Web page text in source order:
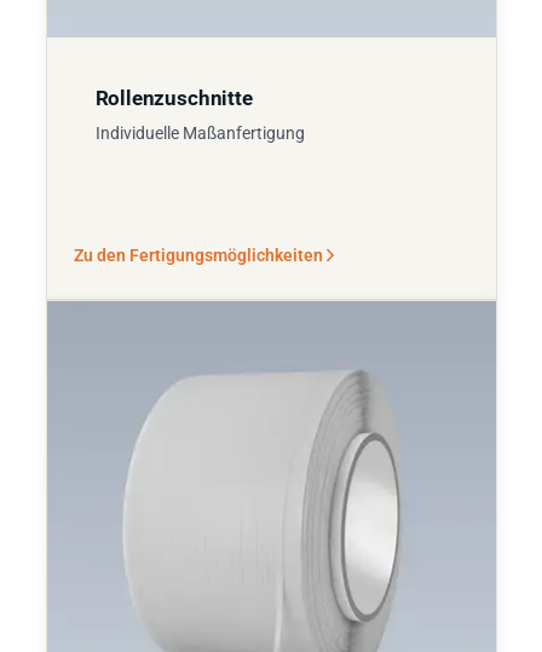
Rollenzuschnitte
Individuelle Maßanfertigung
Zu den Fertigungsmöglichkeiten